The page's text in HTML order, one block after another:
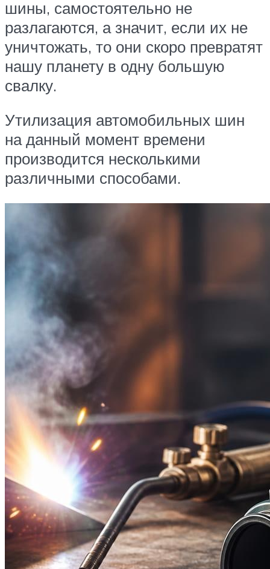
шины, самостоятельно не
разлагаются, а значит, если их не
уничтожать, то они скоро превратят
нашу планету в одну большую
свалку.
Утилизация автомобильных шин
на данный момент времени
производится несколькими
различными способами.